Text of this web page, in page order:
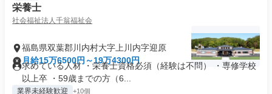
栄養士
社会福祉法人千翁福祉会
福島県双葉郡川内村大字上川内字迎原
月給15万6500円～19万4300円
求めている人材 ・栄養士資格必須（経験は不問） ・専修学校
以上卒 ・59歳までの方（6...
業界未経験歓迎 +10個